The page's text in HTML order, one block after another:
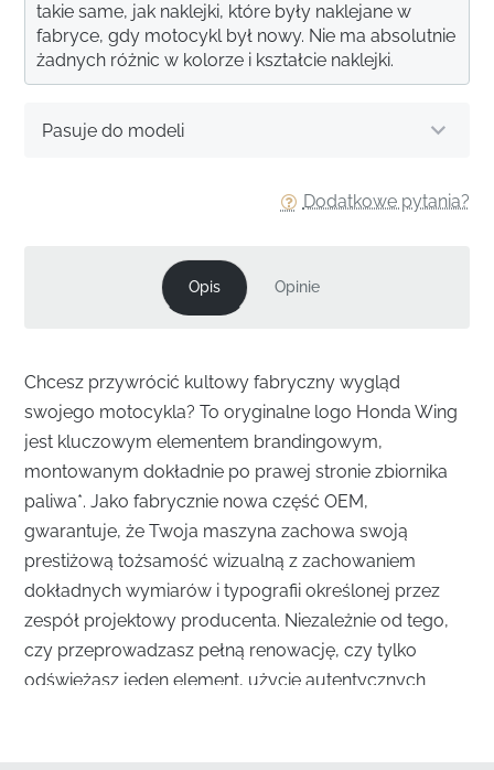
Dodatkowe pytania?
Pasuje do modeli
takie same, jak naklejki, które były naklejane w
fabryce, gdy motocykl był nowy. Nie ma absolutnie
żadnych różnic w kolorze i kształcie naklejki.
Opis Opinie
Chcesz przywrócić kultowy fabryczny wygląd
swojego motocykla? To oryginalne logo Honda Wing
jest kluczowym elementem brandingowym,
montowanym dokładnie po prawej stronie zbiornika
paliwa*. Jako fabrycznie nowa część OEM,
gwarantuje, że Twoja maszyna zachowa swoją
prestiżową tożsamość wizualną z zachowaniem
dokładnych wymiarów i typografii określonej przez
zespół projektowy producenta. Niezależnie od tego,
czy przeprowadzasz pełną renowację, czy tylko
odświeżasz jeden element, użycie autentycznych